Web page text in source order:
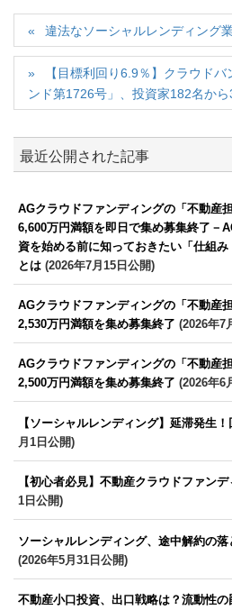
違法なソーシャルレンディング
【目標利回り6.9％】クラウド
ンド第1726号」、投資家182名か
最近公開された記事
AGクラウドファンディングの「不動産
6,600万円満額を即日で集め募集終了－
資を始める前に知っておきたい「仕組
とは (2026年7月15日公開)
AGクラウドファンディングの「不動産
2,530万円満額を集め募集終了 (2026年7
AGクラウドファンディングの「不動産
2,500万円満額を集め募集終了 (2026年6
【ソーシャルレンディング】延滞発生
月1日公開)
【初心者必見】不動産クラウドファン
1日公開)
ソーシャルレンディング、途中解約の
(2026年5月31日公開)
不動産小口投資、出口戦略は？流動性の